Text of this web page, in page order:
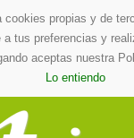
cookies propias y de
a tus preferencias y
aceptas nuestra
Lo entiendo